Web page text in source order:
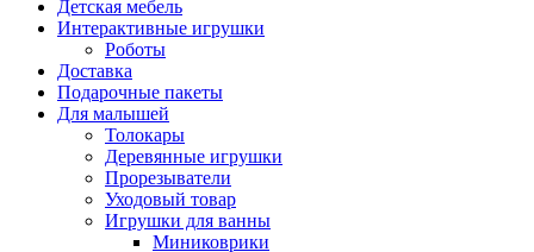
Детская мебель
Интерактивные игрушки
Роботы
Доставка
Подарочные пакеты
Для малышей
Толокары
Деревянные игрушки
Прорезыватели
Уходовый товар
Игрушки для ванны
Миниковрики